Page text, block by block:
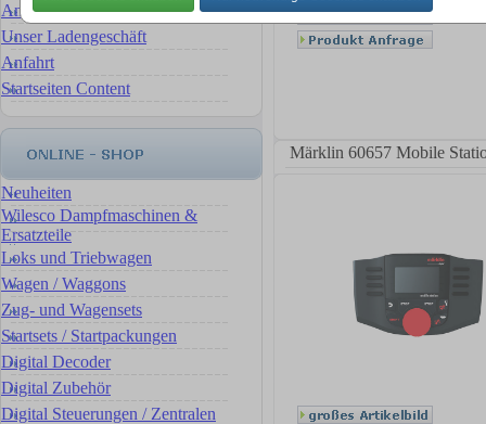
Ankauf, wir verkaufen für Sie
Unser Ladengeschäft
Anfahrt
Startseiten Content
Neuheiten
Wilesco Dampfmaschinen &
Ersatzteile
Loks und Triebwagen
Wagen / Waggons
Zug- und Wagensets
Startsets / Startpackungen
Digital Decoder
Digital Zubehör
Digital Steuerungen / Zentralen
Märklin 60657 Mobile